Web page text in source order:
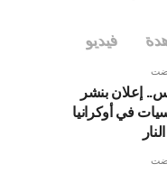
فيديو
إعلان بنشر
في أوكرانيا